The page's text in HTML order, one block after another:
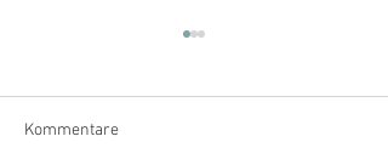
Kommentare